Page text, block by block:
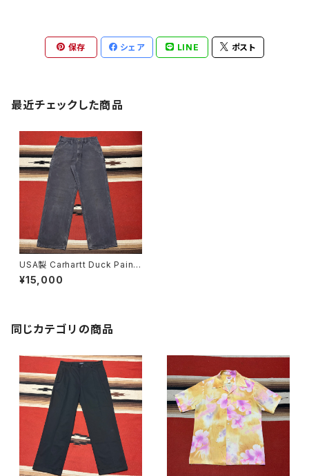
保存 シェア LINE ポスト
最近チェックした商品
USA製 Carhartt Duck Paint
er Pants W30
¥15,000
同じカテゴリの商品